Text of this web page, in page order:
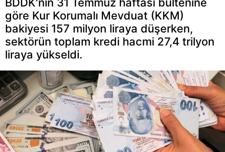
göre Kur Korumalı Mevduat (KKM)
bakiyesi 157 milyon liraya düşerken,
sektörün toplam kredi hacmi 27,4 trilyon
liraya yükseldi.